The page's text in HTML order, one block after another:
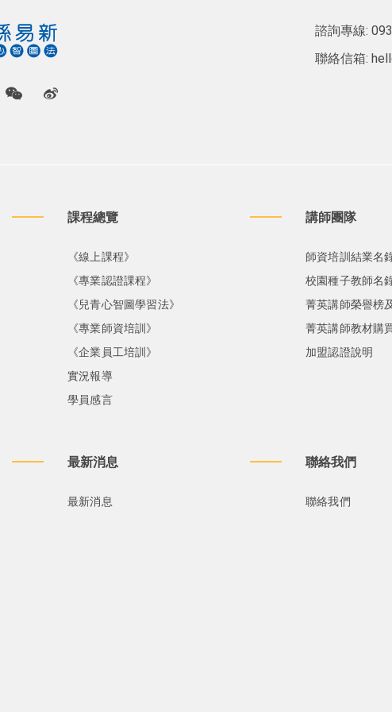
諮詢專線:
聯絡信箱:
課程總覽
《線上課程》
《專業認證課程》
《兒青心智圖學習法》
《專業師資培訓》
《企業員工培訓》
實況報導
學員感言
講師團隊
師資培訓結業名
校園種子教師名
菁英講師榮譽榜
菁英講師教材購
加盟認證說明
最新消息
最新消息
聯絡我們
聯絡我們